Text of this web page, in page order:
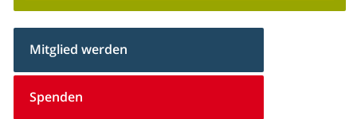
Mitglied werden
Spenden